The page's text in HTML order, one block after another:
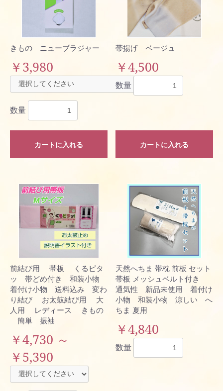
きもの ニューブラジャー
￥3,980
数量
カートに入れる
帯揚げ ベージュ
￥4,500
数量
カートに入れる
前結び用 帯板 くるピタ
ッ 帯どめ付き 和装小物
着付け小物 送料込み 変わ
り結び お太鼓結び用 大
人用 レディース きもの
簡単 振袖
￥4,730 ～
￥5,390
天然へちま 帯枕 前板 セット
帯板 メッシュベルト付き
通気性 新品未使用 着付け
小物 和装小物 涼しい へ
ちま 夏用
￥4,840
数量